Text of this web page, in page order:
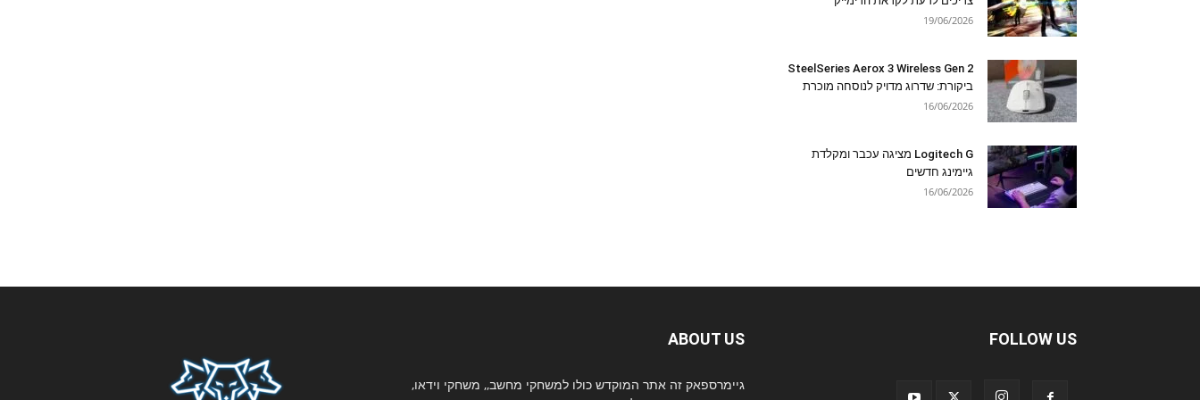
19/06/2026
SteelSeries Aerox 3 Wireless Gen 2
ביקורת: שדרוג מדויק לנוסחה מוכרת
16/06/2026
Logitech G מציגה עכבר ומקלדת
גיימינג חדשים
16/06/2026
ABOUT US
גיימרספאק זה אתר המוקדש כולו למשחקי מחשב,, משחקי וידאו,
FOLLOW US